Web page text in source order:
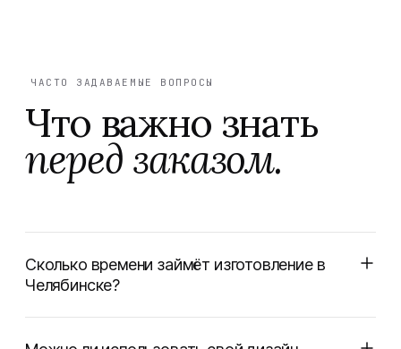
ЧАСТО ЗАДАВАЕМЫЕ ВОПРОСЫ
Что важно знать
перед заказом.
Сколько времени займёт изготовление в
Челябинске?